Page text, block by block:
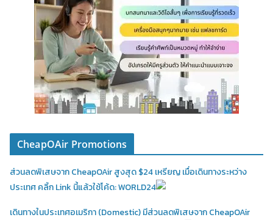
CheapOAir Promotions
ส่วนลดพิเสษจาก CheapOAir สูงสุด $24 เหรียญ เมื่อเดินทางระหว่าง
ประเทศ คลิ้ก Link นี้แล้วใช้โค้ด: WORLD24
เดินทางในประเทศอเมริกา (Domestic)มีส่วนลดพิเสษจาก CheapOAir